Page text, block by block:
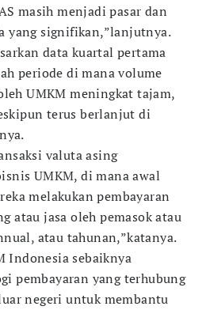
masih menjadi pasar dan
yang signifikan,”lanjutnya.
data kuartal pertama
periode di mana volume
UMKM meningkat tajam,
terus berlanjut di
valuta asing
UMKM, di mana awal
melakukan pembayaran
atau jasa oleh pemasok atau
atau tahunan,”katanya.
Indonesia sebaiknya
pembayaran yang terhubung
negeri untuk membantu